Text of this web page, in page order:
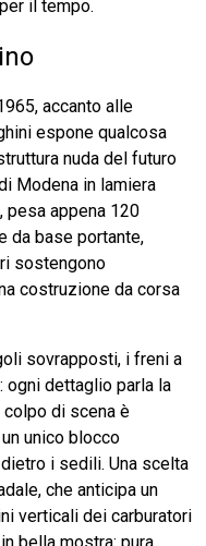
il tempo.
accanto alle
espone qualcosa
nuda del futuro
Modena in lamiera
pesa appena 120
da base portante,
sostengono
costruzione da corsa
sovrapposti, i freni a
ogni dettaglio parla la
di scena è
unico blocco
i sedili. Una scelta
che anticipa un
verticali dei carburatori